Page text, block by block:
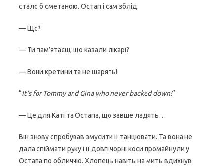
стало б сметаною. Остап і сам зблід.
— Що?
— Ти пам’ятаєш, що казали лікарі?
— Вони кретини та не шарять!
“It’s for Tommy and Gina who never backed down!”
— Це для Каті та Остапа, що завше ладять…
Він знову спробував змусити її танцювати. Та вона не
дала спіймати руку і її довгі чорні коси промайнули у
Остапа по обличчю. Хлопець навіть на мить вдихнув